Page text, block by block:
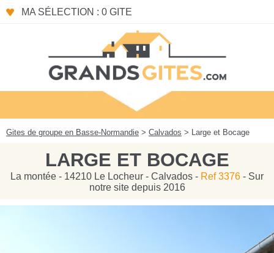
MA SÉLECTION : 0 GITE
Gites de groupe en Basse-Normandie > Calvados > Large et Bocage
LARGE ET BOCAGE
La montée - 14210 Le Locheur - Calvados - Ref 3376 - Sur
notre site depuis 2016
Panneau de gestion des cookies